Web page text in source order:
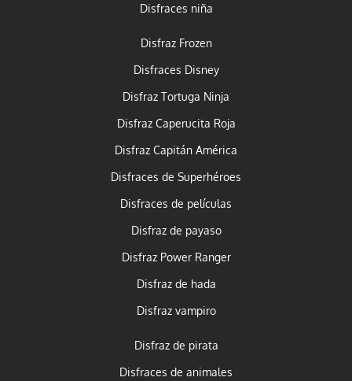
Disfraces niña
Disfraz Frozen
Disfraces Disney
Disfraz Tortuga Ninja
Disfraz Caperucita Roja
Disfraz Capitán América
Disfraces de Superhéroes
Disfraces de películas
Disfraz de payaso
Disfraz Power Ranger
Disfraz de hada
Disfraz vampiro
Disfraz de pirata
Disfraces de animales